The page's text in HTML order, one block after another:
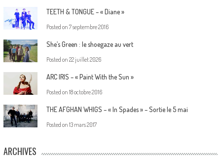
TEETH & TONGUE – « Diane »
Posted on 7 septembre 2016
She’s Green : le shoegaze au vert
Posted on 22 juillet 2026
ARC IRIS – « Paint With the Sun »
Posted on 18 octobre 2016
THE AFGHAN WHIGS – « In Spades » – Sortie le 5 mai
Posted on 13 mars 2017
ARCHIVES